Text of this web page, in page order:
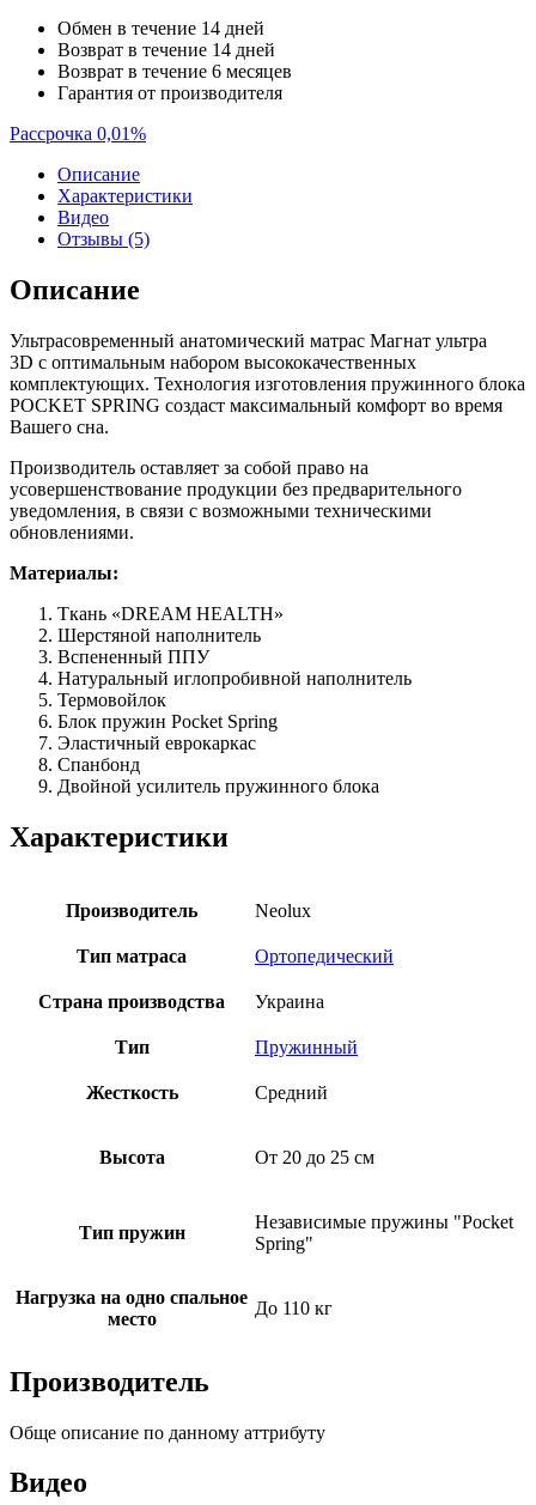
Обмен в течение 14 дней
Возврат в течение 14 дней
Возврат в течение 6 месяцев
Гарантия от производителя
Рассрочка 0,01%
Описание
Характеристики
Видео
Отзывы (5)
Описание
Ультрасовременный анатомический матрас Магнат ультра
3D с оптимальным набором высококачественных
комплектующих. Технология изготовления пружинного блока
POCKET SPRING создаст максимальный комфорт во время
Вашего сна.
Производитель оставляет за собой право на
усовершенствование продукции без предварительного
уведомления, в связи с возможными техническими
обновлениями.
Материалы:
Ткань «DREAM HEALTH»
Шерстяной наполнитель
Вспененный ППУ
Натуральный иглопробивной наполнитель
Термовойлок
Блок пружин Pocket Spring
Эластичный еврокаркас
Спанбонд
Двойной усилитель пружинного блока
Характеристики
Производитель Neolux
Тип матраса Ортопедический
Страна производства Украина
Тип Пружинный
Жесткость Средний
Высота От 20 до 25 см
Тип пружин
Независимые пружины "Pocket
Spring"
Нагрузка на одно спальное
место
До 110 кг
Производитель
Обще описание по данному аттрибуту
Видео